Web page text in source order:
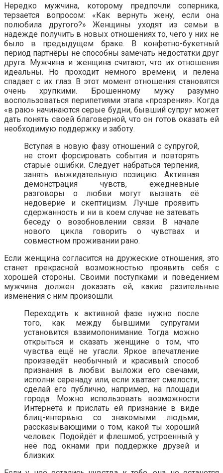
Нередко мужчина, которому предпочли соперника,
терзается вопросом: «Как вернуть жену, если она
полюбила другого?» Женщины уходят из семьи в
надежде получить в новых отношениях то, чего у них не
было в предыдущем браке. В конфетно-букетный
период партнёры не способны замечать недостатки друг
друга. Мужчина и женщина считают, что их отношения
идеальны. Но проходит немного времени, и пелена
спадает с их глаз. В этот момент отношения становятся
очень хрупкими. Брошенному мужу разумно
воспользоваться перипетиями этапа «прозрения». Когда
«в раю» начинаются серые будни, бывший супруг может
дать понять своей благоверной, что он готов оказать ей
необходимую поддержку и заботу.
Вступая в новую фазу отношений с супругой,
не стоит форсировать события и повторять
старые ошибки. Следует набраться терпения,
занять выжидательную позицию. Активная
демонстрация чувств, ежедневные
разговоры о любви могут вызвать её
недоверие и скептицизм. Лучше проявить
сдержанность и ни в коем случае не затевать
беседу о возобновлении связи. В начале
нового цикла говорить о чувствах и
совместном проживании рано.
Если женщина согласится на дружеские отношения, это
станет прекрасной возможностью проявить себя с
хорошей стороны. Своими поступками и поведением
мужчина должен доказать ей, какие разительные
изменения с ним произошли.
Переходить к активной фазе нужно после
того, как между бывшими супругами
установится взаимопонимание. Тогда можно
открыться и сказать женщине о том, что
чувства ещё не угасли. Яркое впечатление
произведёт необычный и красивый способ
признания в любви: выложи его свечами,
исполни серенаду или, если хватает смелости,
сделай его публично, например, на площади
города. Можно использовать возможности
Интернета и прислать ей признание в виде
блиц-интервью со знакомыми людьми,
рассказывающими о том, какой ты хороший
человек. Подойдёт и флешмоб, устроенный у
неё под окнами при поддержке друзей и
близких.